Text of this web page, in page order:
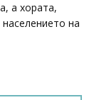
а хората,
на